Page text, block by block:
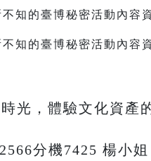
光，體驗文化資產
分機7425 楊小姐